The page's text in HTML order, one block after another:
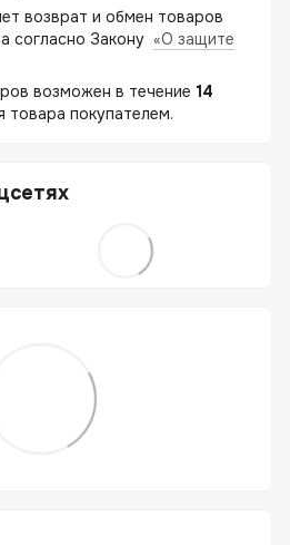
возврат и обмен товаров
согласно Закону «О защите
возможен в течение 14
товара покупателем.